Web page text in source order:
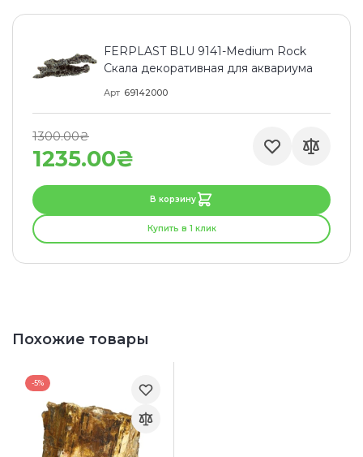
FERPLAST BLU 9141-Medium Rock
Скала декоративная для аквариума
Арт 69142000
1235.00₴
1300.00₴
В корзину
Купить в 1 клик
Похожие товары
-5%